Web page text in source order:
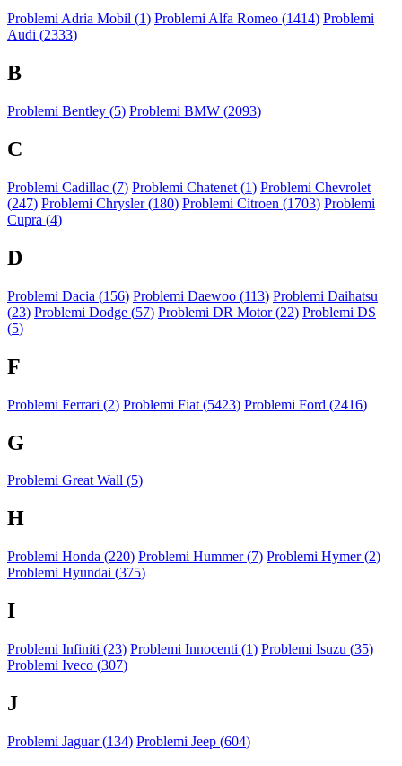
Problemi Adria Mobil (1) Problemi Alfa Romeo (1414) Problemi
Audi (2333)
B
Problemi Bentley (5) Problemi BMW (2093)
C
Problemi Cadillac (7) Problemi Chatenet (1) Problemi Chevrolet
(247) Problemi Chrysler (180) Problemi Citroen (1703) Problemi
Cupra (4)
D
Problemi Dacia (156) Problemi Daewoo (113) Problemi Daihatsu
(23) Problemi Dodge (57) Problemi DR Motor (22) Problemi DS
(5)
F
Problemi Ferrari (2) Problemi Fiat (5423) Problemi Ford (2416)
G
Problemi Great Wall (5)
H
Problemi Honda (220) Problemi Hummer (7) Problemi Hymer (2)
Problemi Hyundai (375)
I
Problemi Infiniti (23) Problemi Innocenti (1) Problemi Isuzu (35)
Problemi Iveco (307)
J
Problemi Jaguar (134) Problemi Jeep (604)